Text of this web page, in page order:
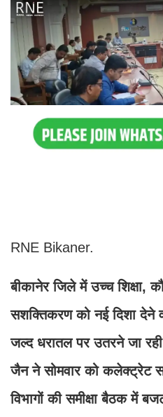
RNE Bikaner.
बीकानेर जिले में उच्च शिक्षा,
सशक्तिकरण को नई दिशा देने
जल्द धरातल पर उतरने जा
जैन ने सोमवार को कलेक्ट्रेट
विभागों की समीक्षा बैठक में